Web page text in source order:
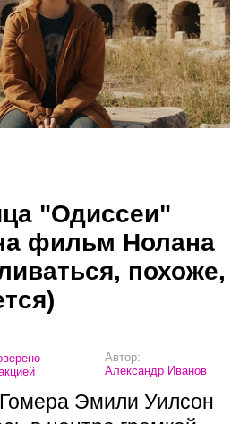
"Одиссеи"
фильм Нолана
похоже,
Автор:
Александр Иванов
Эмили Уилсон